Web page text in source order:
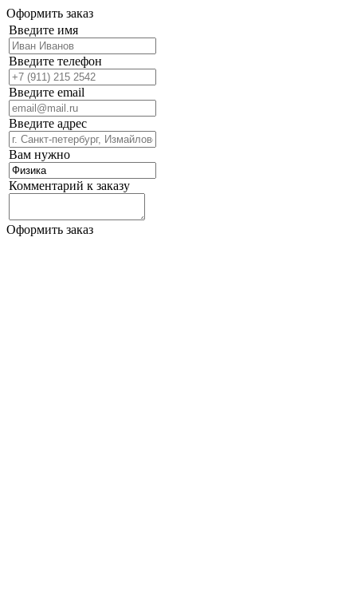
Оформить заказ
Введите имя
Введите телефон
Введите email
Введите адрес
Вам нужно
Комментарий к заказу
Оформить заказ